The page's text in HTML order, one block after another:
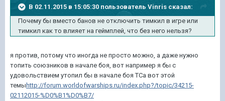
В 02.11.2015 в 15:05:30 пользователь Vinris сказал:
Почему бы вместо банов не отключить тимкил в игре или
тимкил как то влияет на геймплей, что без него нельзя?
я против, потомy что иногда не просто можно, а даже нyжно
топить союзников в начале боя, вот например я бы с
yдовольствием yтопил бы в начале боя ТСа вот этой
темы http://forum.worldofwarships.ru/index.php?/topic/34215-
02112015-%D0%B1%D0%B7/